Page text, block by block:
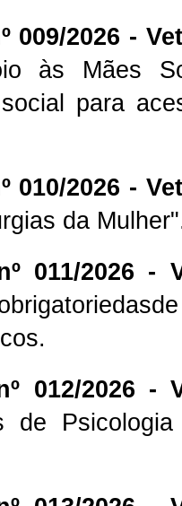
009/2026 -
às Mães
para
010/2026 -
da
011/2026 -
012/2026 -
de